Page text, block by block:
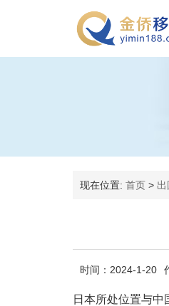
现在位置: 首页 >
时间：2024-1-20
日本所处位置与